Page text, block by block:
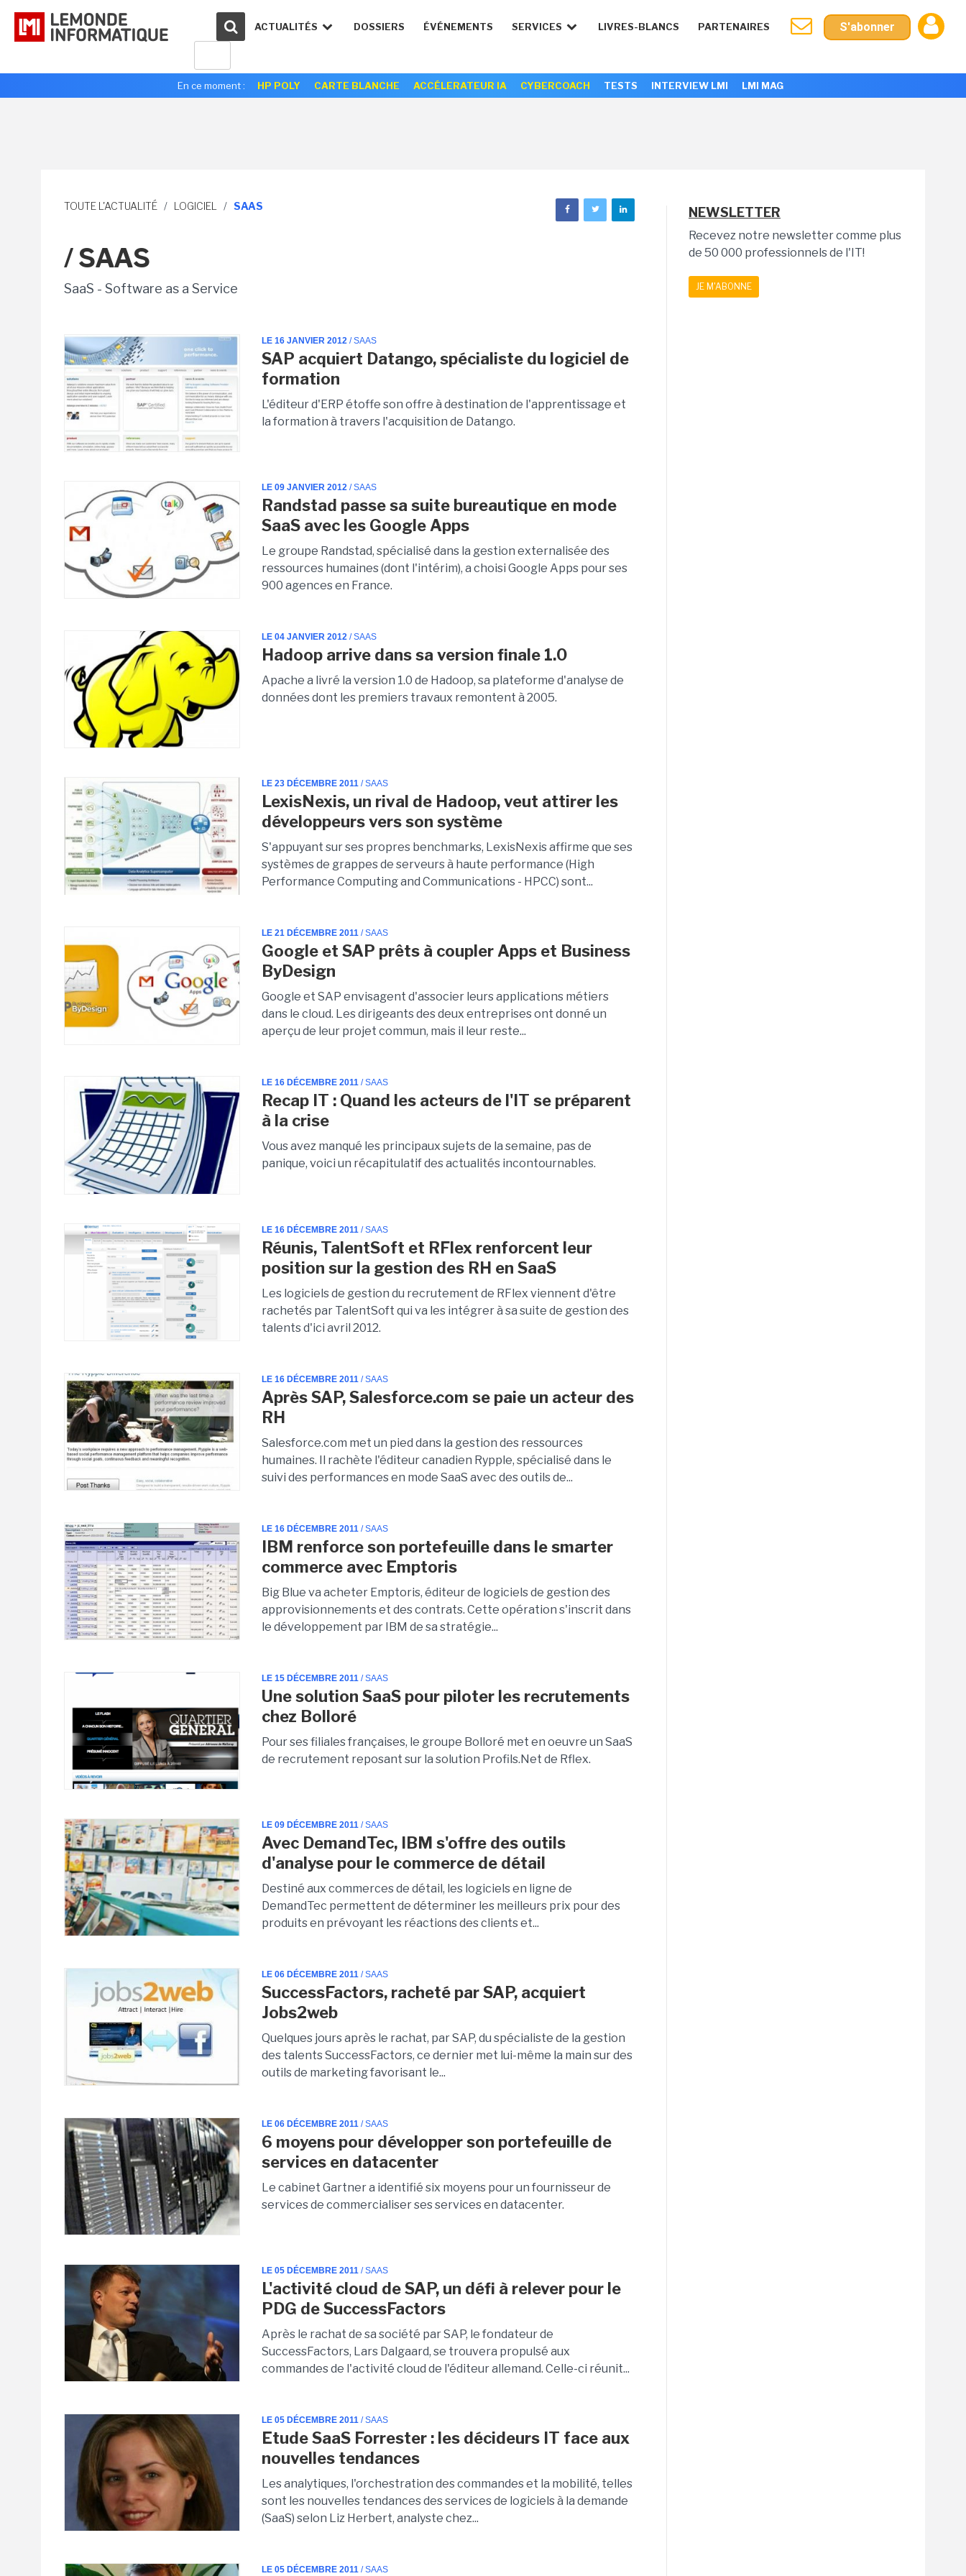
ACTUALITÉS DOSSIERS ÉVÉNEMENTS SERVICES LIVRES-BLANCS PARTENAIRES S'abonner
En ce moment : HP POLY CARTE BLANCHE ACCÉLERATEUR IA CYBERCOACH TESTS INTERVIEW LMI LMI MAG
TOUTE L'ACTUALITÉ / LOGICIEL / SAAS
/ SAAS
SaaS - Software as a Service
LE 16 JANVIER 2012 / SAAS
SAP acquiert Datango, spécialiste du logiciel de
formation
L'éditeur d'ERP étoffe son offre à destination de l'apprentissage et
la formation à travers l'acquisition de Datango.
LE 09 JANVIER 2012 / SAAS
Randstad passe sa suite bureautique en mode
SaaS avec les Google Apps
Le groupe Randstad, spécialisé dans la gestion externalisée des
ressources humaines (dont l'intérim), a choisi Google Apps pour ses
900 agences en France.
LE 04 JANVIER 2012 / SAAS
Hadoop arrive dans sa version finale 1.0
Apache a livré la version 1.0 de Hadoop, sa plateforme d'analyse de
données dont les premiers travaux remontent à 2005.
LE 23 DÉCEMBRE 2011 / SAAS
LexisNexis, un rival de Hadoop, veut attirer les
développeurs vers son système
S'appuyant sur ses propres benchmarks, LexisNexis affirme que ses
systèmes de grappes de serveurs à haute performance (High
Performance Computing and Communications - HPCC) sont...
LE 21 DÉCEMBRE 2011 / SAAS
Google et SAP prêts à coupler Apps et Business
ByDesign
Google et SAP envisagent d'associer leurs applications métiers
dans le cloud. Les dirigeants des deux entreprises ont donné un
aperçu de leur projet commun, mais il leur reste...
LE 16 DÉCEMBRE 2011 / SAAS
Recap IT : Quand les acteurs de l'IT se préparent
à la crise
Vous avez manqué les principaux sujets de la semaine, pas de
panique, voici un récapitulatif des actualités incontournables.
LE 16 DÉCEMBRE 2011 / SAAS
Réunis, TalentSoft et RFlex renforcent leur
position sur la gestion des RH en SaaS
Les logiciels de gestion du recrutement de RFlex viennent d'être
rachetés par TalentSoft qui va les intégrer à sa suite de gestion des
talents d'ici avril 2012.
LE 16 DÉCEMBRE 2011 / SAAS
Après SAP, Salesforce.com se paie un acteur des
RH
Salesforce.com met un pied dans la gestion des ressources
humaines. Il rachète l'éditeur canadien Rypple, spécialisé dans le
suivi des performances en mode SaaS avec des outils de...
LE 16 DÉCEMBRE 2011 / SAAS
IBM renforce son portefeuille dans le smarter
commerce avec Emptoris
Big Blue va acheter Emptoris, éditeur de logiciels de gestion des
approvisionnements et des contrats. Cette opération s'inscrit dans
le développement par IBM de sa stratégie...
LE 15 DÉCEMBRE 2011 / SAAS
Une solution SaaS pour piloter les recrutements
chez Bolloré
Pour ses filiales françaises, le groupe Bolloré met en oeuvre un SaaS
de recrutement reposant sur la solution Profils.Net de Rflex.
LE 09 DÉCEMBRE 2011 / SAAS
Avec DemandTec, IBM s'offre des outils
d'analyse pour le commerce de détail
Destiné aux commerces de détail, les logiciels en ligne de
DemandTec permettent de déterminer les meilleurs prix pour des
produits en prévoyant les réactions des clients et...
LE 06 DÉCEMBRE 2011 / SAAS
SuccessFactors, racheté par SAP, acquiert
Jobs2web
Quelques jours après le rachat, par SAP, du spécialiste de la gestion
des talents SuccessFactors, ce dernier met lui-même la main sur des
outils de marketing favorisant le...
LE 06 DÉCEMBRE 2011 / SAAS
6 moyens pour développer son portefeuille de
services en datacenter
Le cabinet Gartner a identifié six moyens pour un fournisseur de
services de commercialiser ses services en datacenter.
LE 05 DÉCEMBRE 2011 / SAAS
L'activité cloud de SAP, un défi à relever pour le
PDG de SuccessFactors
Après le rachat de sa société par SAP, le fondateur de
SuccessFactors, Lars Dalgaard, se trouvera propulsé aux
commandes de l'activité cloud de l'éditeur allemand. Celle-ci réunit...
LE 05 DÉCEMBRE 2011 / SAAS
Etude SaaS Forrester : les décideurs IT face aux
nouvelles tendances
Les analytiques, l'orchestration des commandes et la mobilité, telles
sont les nouvelles tendances des services de logiciels à la demande
(SaaS) selon Liz Herbert, analyste chez...
LE 05 DÉCEMBRE 2011 / SAAS
NEWSLETTER
Recevez notre newsletter comme plus
de 50 000 professionnels de l'IT!
JE M'ABONNE